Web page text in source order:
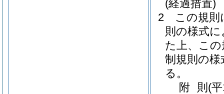
(経過措置)
2
この規則
則の様式
た上、こ
制規則の
る。
附 則 (